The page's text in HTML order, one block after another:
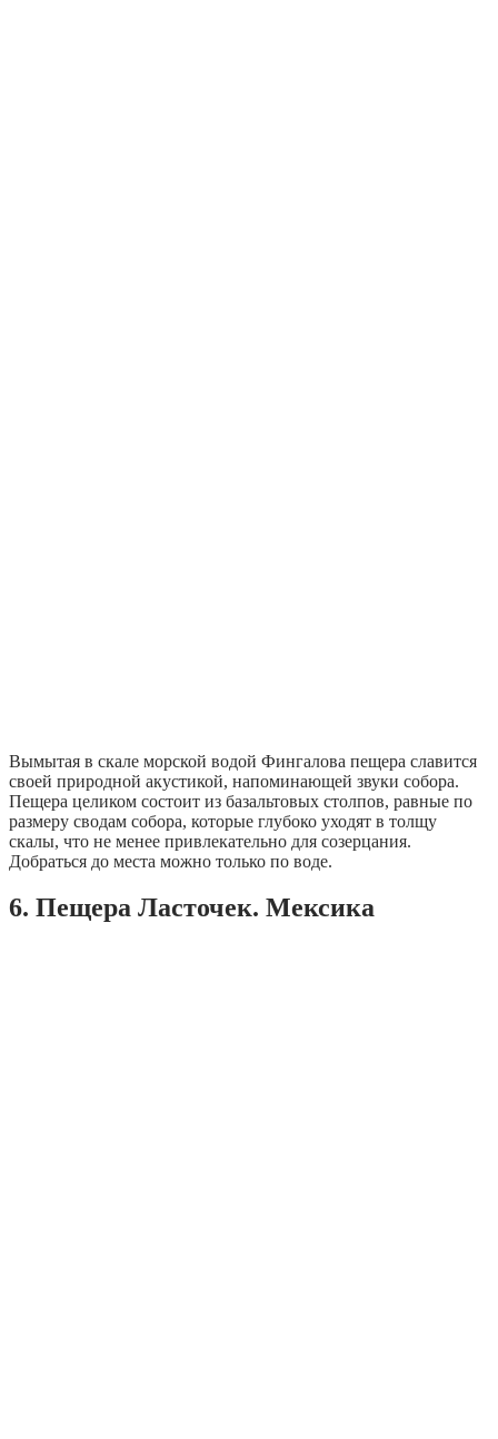
Вымытая в скале морской водой Фингалова пещера славится
своей природной акустикой, напоминающей звуки собора.
Пещера целиком состоит из базальтовых столпов, равные по
размеру сводам собора, которые глубоко уходят в толщу
скалы, что не менее привлекательно для созерцания.
Добраться до места можно только по воде.
6. Пещера Ласточек. Мексика